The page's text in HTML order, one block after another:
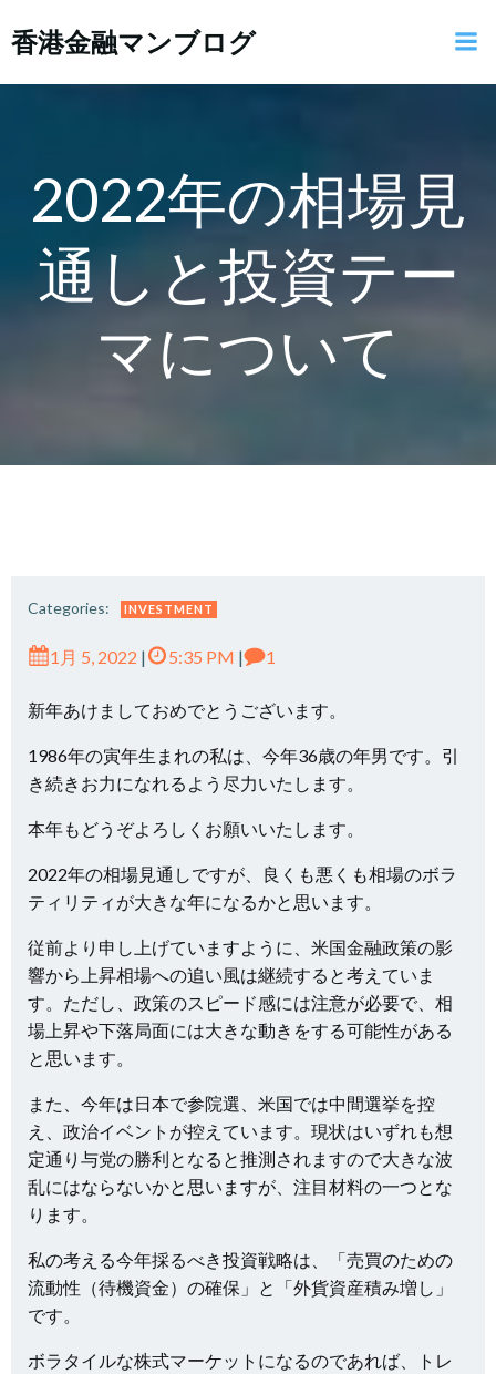
ン
ン
キ
ッ
プ
香港金融マンブログ
2022年の相場見
通しと投資テー
マについて
Categories: INVESTMENT
1月 5, 2022 | 5:35 PM | 1
新年あけましておめでとうございます。
1986年の寅年生まれの私は、今年36歳の年男です。引
き続きお力になれるよう尽力いたします。
本年もどうぞよろしくお願いいたします。
2022年の相場見通しですが、良くも悪くも相場のボラ
ティリティが大きな年になるかと思います。
従前より申し上げていますように、米国金融政策の影
響から上昇相場への追い風は継続すると考えていま
す。ただし、政策のスピード感には注意が必要で、相
場上昇や下落局面には大きな動きをする可能性がある
と思います。
また、今年は日本で参院選、米国では中間選挙を控
え、政治イベントが控えています。現状はいずれも想
定通り与党の勝利となると推測されますので大きな波
乱にはならないかと思いますが、注目材料の一つとな
ります。
私の考える今年採るべき投資戦略は、「売買のための
流動性（待機資金）の確保」と「外貨資産積み増し」
です。
ボラタイルな株式マーケットになるのであれば、トレ